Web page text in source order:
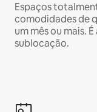
Espaços
comodidades de
um mês ou mais.
sublocação.